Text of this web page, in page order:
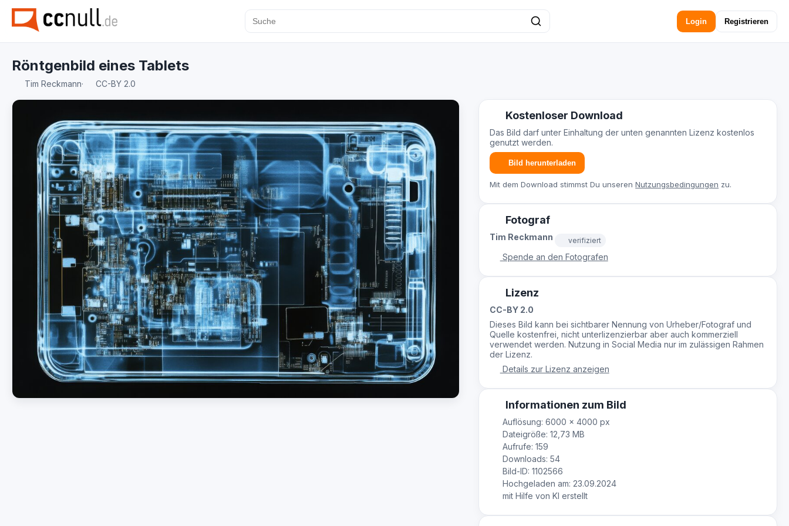
Login Registrieren
Röntgenbild eines Tablets
Tim Reckmann· CC-BY 2.0
Kostenloser Download
Das Bild darf unter Einhaltung der unten genannten Lizenz kostenlos
genutzt werden.
Bild herunterladen
Mit dem Download stimmst Du unserenNutzungsbedingungen zu.
Fotograf
Tim Reckmann verifiziert
Spende an den Fotografen
Lizenz
CC-BY 2.0
Dieses Bild kann bei sichtbarer Nennung von Urheber/Fotograf und
Quelle kostenfrei, nicht unterlizenzierbar aber auch kommerziell
verwendet werden. Nutzung in Social Media nur im zulässigen Rahmen
der Lizenz.
Details zur Lizenz anzeigen
Informationen zum Bild
Auflösung: 6000 × 4000 px
Dateigröße: 12,73 MB
Aufrufe: 159
Downloads: 54
Bild-ID: 1102566
Hochgeladen am: 23.09.2024
mit Hilfe von KI erstellt